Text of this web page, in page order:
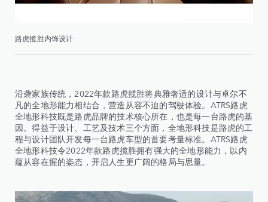
路虎揽胜内饰设计
沿袭家族传统，2022年款路虎揽胜将典雅奢适的设计与卓尔不
凡的全地形能力相结合，营造从容不迫的驾驶体验。ATRS路虎
全地形科技既是路虎品牌的技术核心所在，也是每一台路虎的基
因。得益于设计、工艺及技术三个方面，全地形科技是路虎的工
程与设计团队开发每一台路虎车型的首要考量标准。ATRS路虎
全地形科技令2022年款路虎揽胜拥有强大的全地形能力，以内
蕴从容在握的姿态，开启人生更广阔的格局与思量。